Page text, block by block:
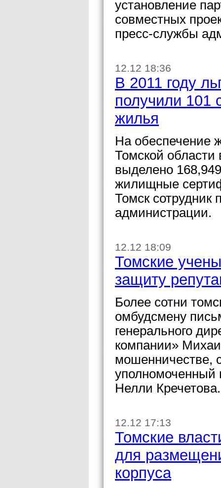
установление
совместных
пресс-службы
12.12 18:36
В 2011 году
получили 101
жилья
На обеспечение
Томской области
выделено
жилищные
Томск сотрудник
администрации.
12.12 18:09
Томские
защиту
Более сотни
омбудсмену
генерального
компании»
мошенничестве,
уполномоченный
Нелли Кречетова.
12.12 17:13
Томские
для
корпуса